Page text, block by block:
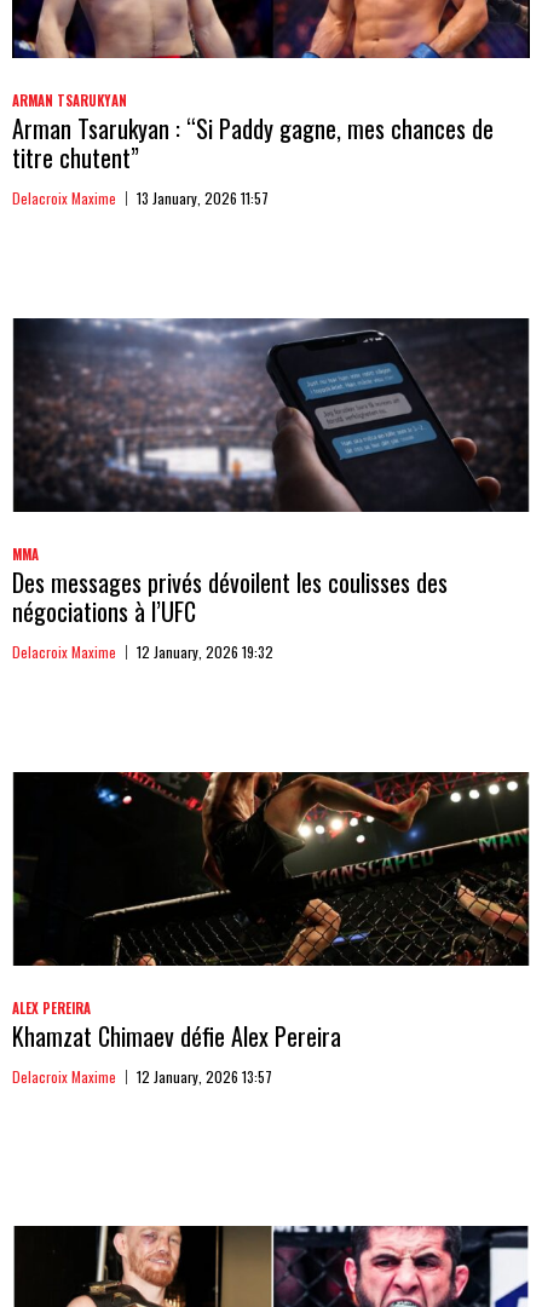
ARMAN TSARUKYAN
Arman Tsarukyan : “Si Paddy gagne, mes chances de
titre chutent”
Delacroix Maxime 13 January, 2026 11:57
MMA
Des messages privés dévoilent les coulisses des
négociations à l’UFC
Delacroix Maxime 12 January, 2026 19:32
ALEX PEREIRA
Khamzat Chimaev défie Alex Pereira
Delacroix Maxime 12 January, 2026 13:57